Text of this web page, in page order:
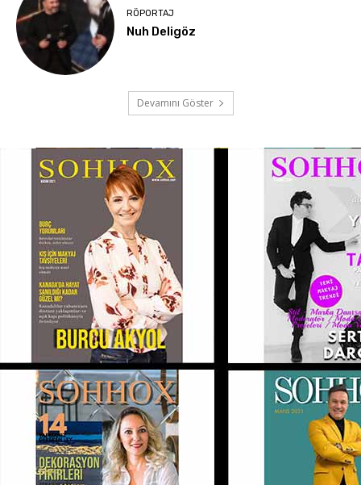
RÖPORTAJ
Nuh Deligöz
Devamını Göster